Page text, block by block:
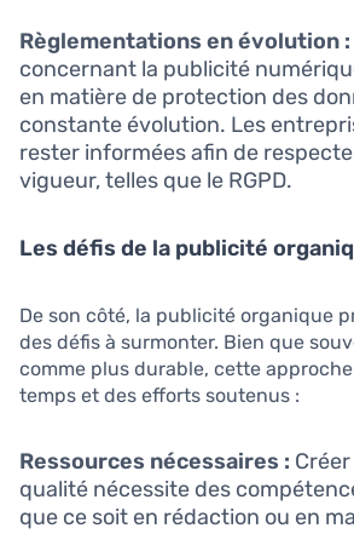
Règlementations en évolution :
concernant la publicité
en matière de protection des
constante évolution. Les
rester informées afin de
vigueur, telles que le RGPD.
Les défis de la publicité
De son côté, la publicité organique
des défis à surmonter. Bien que
comme plus durable, cette
temps et des efforts soutenus :
Ressources nécessaires :
qualité nécessite des
que ce soit en rédaction ou en